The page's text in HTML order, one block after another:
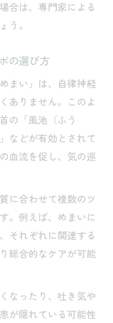
合は、専門家による
う。
の選び方
まい」は、自律神経
ありません。このよ
の「風池（ふう
などが有効とされて
血流を促し、気の巡
に合わせて複数のツ
。例えば、めまいに
それぞれに関連する
総合的なケアが可能
なったり、吐き気や
が隠れている可能性